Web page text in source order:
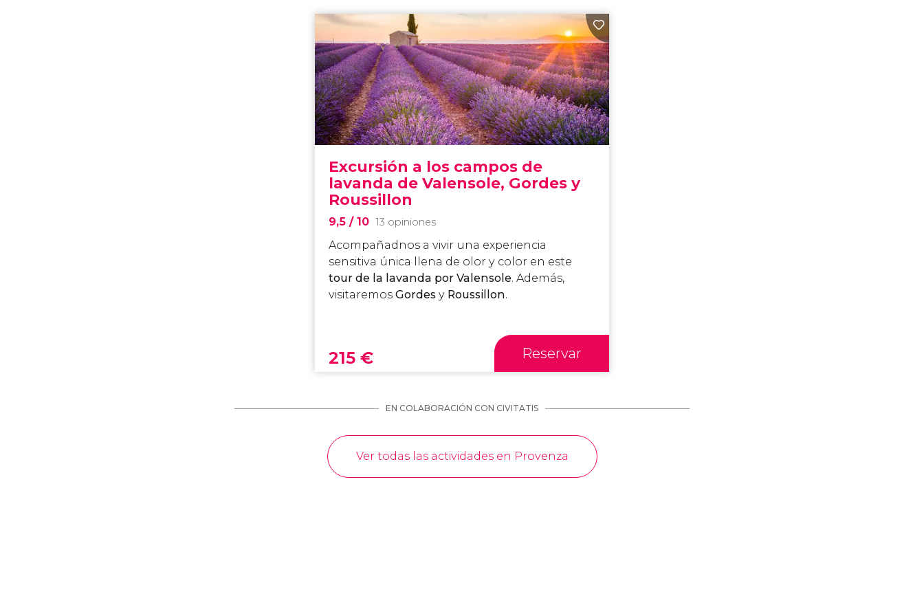
Excursión a los campos de
lavanda de Valensole, Gordes y
Roussillon
9,5 / 10 13 opiniones
Acompañadnos a vivir una experiencia
sensitiva única llena de olor y color en este
tour de la lavanda por Valensole. Además,
visitaremos Gordes y Roussillon.
215 € Reservar
EN COLABORACIÓN CON CIVITATIS
Ver todas las actividades en Provenza